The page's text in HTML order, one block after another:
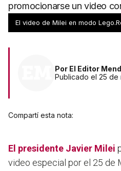
promocionarse un video
presidente de protagonista.
El video de Milei en modo
Por El Editor
Publicado el 25 de
Compartí esta nota:
El presidente Javier Milei
video especial por el 25 de